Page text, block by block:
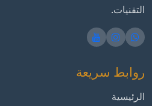
التقنيات.
روابط سريعة
الرئيسية